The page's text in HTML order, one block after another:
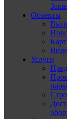
Объекты
Услуги